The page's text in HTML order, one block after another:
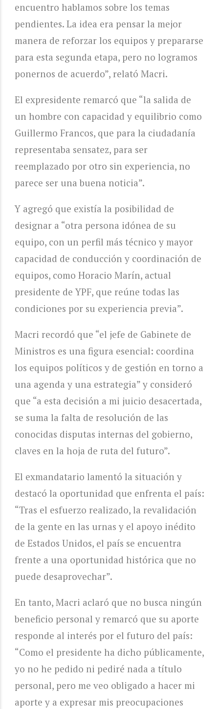
encuentro hablamos sobre los temas
pendientes. La idea era pensar la mejor
manera de reforzar los equipos y prepararse
para esta segunda etapa, pero no logramos
ponernos de acuerdo”, relató Macri.
El expresidente remarcó que “la salida de
un hombre con capacidad y equilibrio como
Guillermo Francos, que para la ciudadanía
representaba sensatez, para ser
reemplazado por otro sin experiencia, no
parece ser una buena noticia”.
Y agregó que existía la posibilidad de
designar a “otra persona idónea de su
equipo, con un perfil más técnico y mayor
capacidad de conducción y coordinación de
equipos, como Horacio Marín, actual
presidente de YPF, que reúne todas las
condiciones por su experiencia previa”.
Macri recordó que “el jefe de Gabinete de
Ministros es una figura esencial: coordina
los equipos políticos y de gestión en torno a
una agenda y una estrategia” y consideró
que “a esta decisión a mi juicio desacertada,
se suma la falta de resolución de las
conocidas disputas internas del gobierno,
claves en la hoja de ruta del futuro”.
El exmandatario lamentó la situación y
destacó la oportunidad que enfrenta el país:
“Tras el esfuerzo realizado, la revalidación
de la gente en las urnas y el apoyo inédito
de Estados Unidos, el país se encuentra
frente a una oportunidad histórica que no
puede desaprovechar”.
En tanto, Macri aclaró que no busca ningún
beneficio personal y remarcó que su aporte
responde al interés por el futuro del país:
“Como el presidente ha dicho públicamente,
yo no he pedido ni pediré nada a título
personal, pero me veo obligado a hacer mi
aporte y a expresar mis preocupaciones